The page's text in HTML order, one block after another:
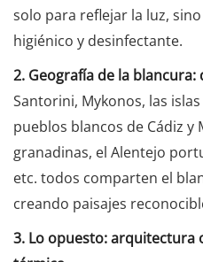
solo para reflejar la luz,
higiénico y desinfectante.
2. Geografía de la blancura:
Santorini, Mykonos, las
pueblos blancos de Cádiz y
granadinas, el Alentejo
etc. todos comparten el
creando paisajes
3. Lo opuesto: arquitectura